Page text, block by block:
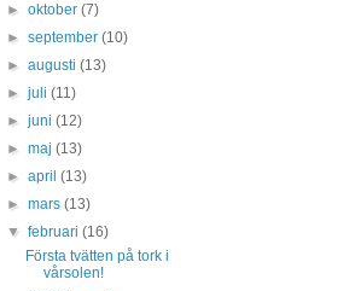
►oktober(7)
►september(10)
►augusti(13)
►juli(11)
►juni(12)
►maj(13)
►april(13)
►mars(13)
▼februari(16)
Första tvätten på tork i
vårsolen!